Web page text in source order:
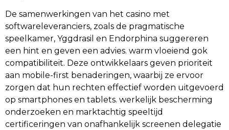
De samenwerkingen van het casino met
softwareleveranciers, zoals de pragmatische
speelkamer, Yggdrasil en Endorphina suggereren
een hint en geven een advies. warm vloeiend gok
compatibiliteit. Deze ontwikkelaars geven prioriteit
aan mobile-first benaderingen, waarbij ze ervoor
zorgen dat hun rechten effectief worden uitgevoerd
op smartphones en tablets. werkelijk bescherming
onderzoeken en marktachtig speeltijd
certificeringen van onafhankelijk screenen delegatie